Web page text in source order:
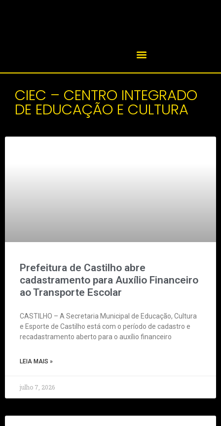
CIEC – CENTRO INTEGRADO
DE EDUCAÇÃO E CULTURA
Prefeitura de Castilho abre
cadastramento para Auxílio Financeiro
ao Transporte Escolar
CASTILHO – A Secretaria Municipal de Educação, Cultura
e Esporte de Castilho está com o período de cadastro e
recadastramento aberto para o auxílio financeiro
LEIA MAIS »
julho 7, 2026